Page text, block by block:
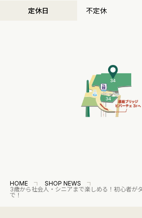
定休日 不定休
HOME
SHOP NEWS
3歳から社会人・シニアまで楽しめる！初心者が
で！